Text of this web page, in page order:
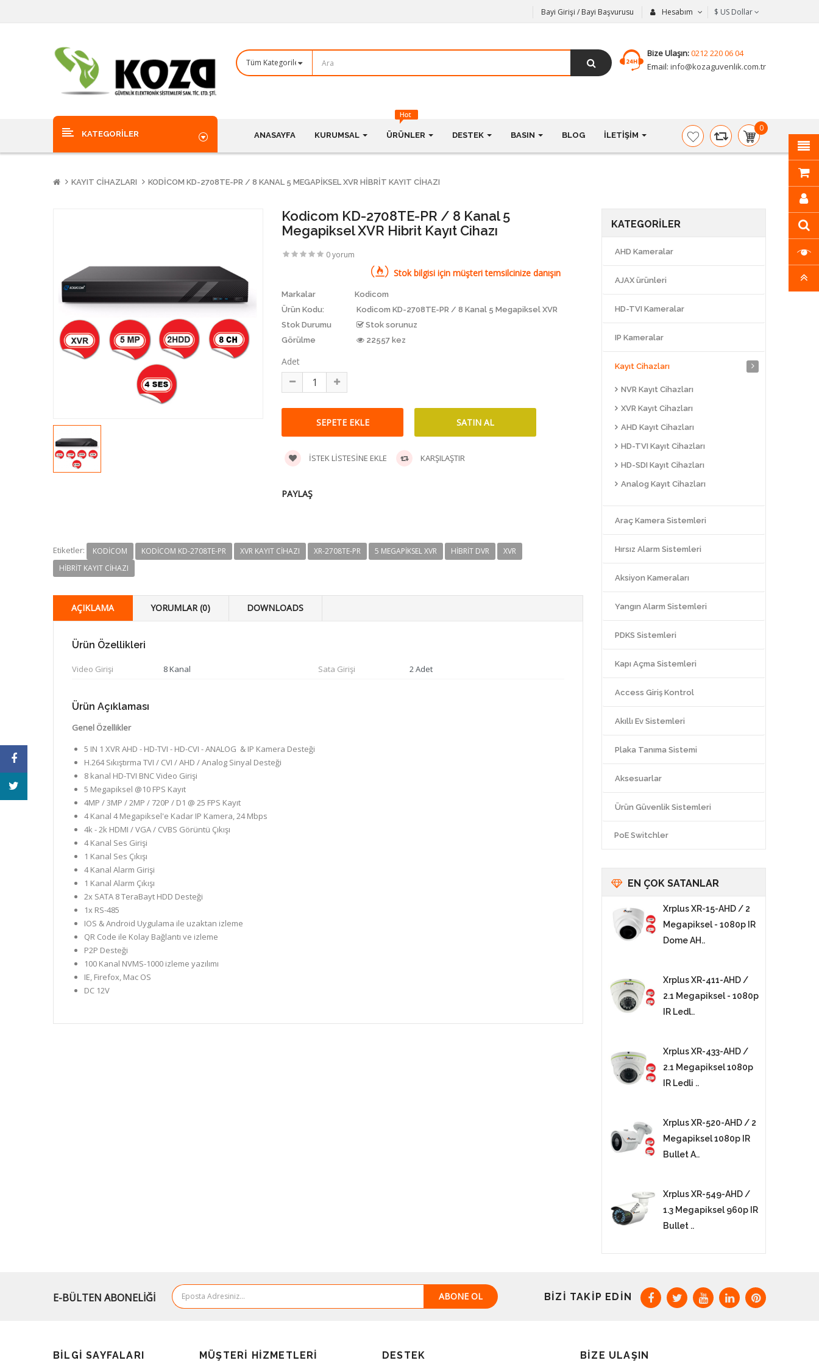
Bayi Girişi / Bayi Başvurusu Hesabım $ US Dollar
Bize Ulaşın:0212 220 06 04
Email: info@kozaguvenlik.com.tr
KATEGORILER ANASAYFA KURUMSAL ÜRÜNLER DESTEK BASIN BLOG İLETIŞIM
0
item(s)
-
KAYIT CIHAZLARI KODICOM KD-2708TE-PR / 8 KANAL 5 MEGAPIKSEL XVR HIBRIT KAYIT CIHAZI
Kodicom KD-2708TE-PR / 8 Kanal 5
Megapiksel XVR Hibrit Kayıt Cihazı
0 yorum
Stok bilgisi için müşteri temsilcinize danışın
Markalar
Kodicom
Ürün Kodu:
Kodicom KD-2708TE-PR / 8 Kanal 5 Megapiksel XVR
Stok Durumu
Stok sorunuz
Görülme
22557 kez
Adet
İSTEK LISTESINE EKLE KARŞILAŞTIR
PAYLAŞ
Etiketler: KODICOM KODICOM KD-2708TE-PR XVR KAYIT CIHAZI XR-2708TE-PR 5 MEGAPIKSEL XVR HIBRIT DVR
XVR
HIBRIT KAYIT CIHAZI
AÇIKLAMA YORUMLAR (0) DOWNLOADS
Ürün Özellikleri
Video Girişi 8 Kanal Sata Girişi 2 Adet
Ürün Açıklaması
Genel Özellikler
5 IN 1 XVR AHD - HD-TVI - HD-CVI - ANALOG & IP Kamera Desteği
H.264 Sıkıştırma TVI / CVI / AHD / Analog Sinyal Desteği
8 kanal HD-TVI BNC Video Girişi
5 Megapiksel @10 FPS Kayıt
4MP / 3MP / 2MP / 720P / D1 @ 25 FPS Kayıt
4 Kanal 4 Megapiksel'e Kadar IP Kamera, 24 Mbps
4k - 2k HDMI / VGA / CVBS Görüntü Çıkışı
4 Kanal Ses Girişi
1 Kanal Ses Çıkışı
4 Kanal Alarm Girişi
1 Kanal Alarm Çıkışı
2x SATA 8 TeraBayt HDD Desteği
1x RS-485
IOS & Android Uygulama ile uzaktan izleme
QR Code ile Kolay Bağlantı ve izleme
P2P Desteği
100 Kanal NVMS-1000 izleme yazılımı
IE, Firefox, Mac OS
DC 12V
KATEGORILER
AHD Kameralar
AJAX ürünleri
HD-TVI Kameralar
IP Kameralar
Kayıt Cihazları
NVR Kayıt Cihazları
XVR Kayıt Cihazları
AHD Kayıt Cihazları
HD-TVI Kayıt Cihazları
HD-SDI Kayıt Cihazları
Analog Kayıt Cihazları
Araç Kamera Sistemleri
Hırsız Alarm Sistemleri
Aksiyon Kameraları
Yangın Alarm Sistemleri
PDKS Sistemleri
Kapı Açma Sistemleri
Access Giriş Kontrol
Akıllı Ev Sistemleri
Plaka Tanıma Sistemi
Aksesuarlar
Ürün Güvenlik Sistemleri
PoE Switchler
EN ÇOK SATANLAR
Xrplus XR-15-AHD / 2
Megapiksel - 1080p IR
Dome AH..
Xrplus XR-411-AHD /
2.1 Megapiksel - 1080p
IR Ledl..
Xrplus XR-433-AHD /
2.1 Megapiksel 1080p
IR Ledli ..
Xrplus XR-520-AHD / 2
Megapiksel 1080p IR
Bullet A..
Xrplus XR-549-AHD /
1.3 Megapiksel 960p IR
Bullet ..
E-BÜLTEN ABONELİĞİ ABONE OL BIZI TAKIP EDIN
BILGI SAYFALARI MÜŞTERI HIZMETLERI DESTEK BIZE ULAŞIN